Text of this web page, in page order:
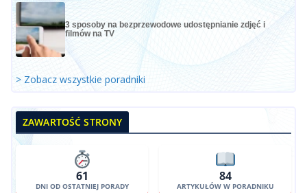
3 sposoby na bezprzewodowe udostępnianie zdjęć i
filmów na TV
> Zobacz wszystkie poradniki
ZAWARTOŚĆ STRONY
61
DNI OD OSTATNIEJ PORADY
84
ARTYKUŁÓW W PORADNIKU